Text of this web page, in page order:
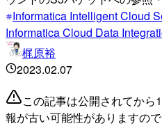
Informatica Intelligent Cloud
Informatica Cloud Data
梶原裕
2023.02.07
この記事は公開されてか
報が古い可能性がありますので